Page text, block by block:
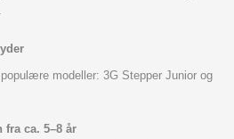
modeller: 3G Stepper Junior og
ca. 5–8 år